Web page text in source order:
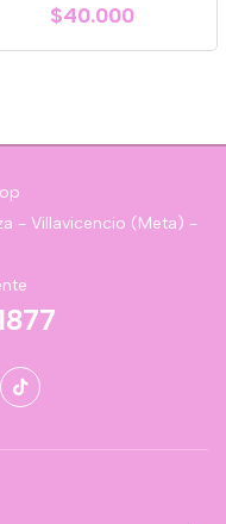
$40.000
- Villavicencio (Meta) -